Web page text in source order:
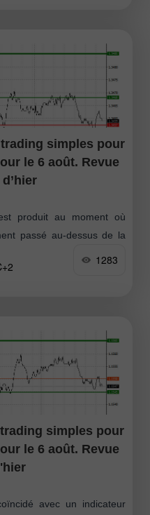
simples pour
le 6 août. Revue
produit au moment où
passé au‑dessus de la
haussier de la paire1283
simples pour
le 6 août. Revue
avec un indicateur